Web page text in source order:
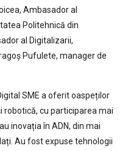
Ambasador al
Politehnică din
al Digitalizarii,
Pufulete, manager de
SME a oferit oaspeților
robotică, cu participarea mai
inovația în ADN, din mai
Au fost expuse tehnologii